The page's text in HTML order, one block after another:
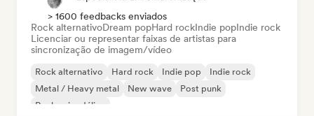
> 1600 feedbacks enviados
Rock alternativoDream popHard rockIndie popIndie rock
Licenciar ou representar faixas de artistas para
sincronização de imagem/vídeo
Rock alternativo Hard rock Indie pop
Indie rock
Metal / Heavy metal
New wave
Post punk
Rock psicodélico